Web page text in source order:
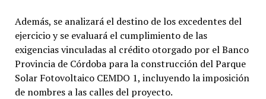
Además, se analizará el destino de los excedentes del
ejercicio y se evaluará el cumplimiento de las
exigencias vinculadas al crédito otorgado por el Banco
Provincia de Córdoba para la construcción del Parque
Solar Fotovoltaico CEMDO 1, incluyendo la imposición
de nombres a las calles del proyecto.